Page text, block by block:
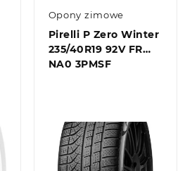
Opony zimowe
Pirelli P Zero Winter
235/40R19 92V FR
NA0 3PMSF